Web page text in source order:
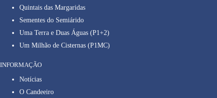
Quintais das Margaridas
Sementes do Semiárido
Uma Terra e Duas Águas (P1+2)
Um Milhão de Cisternas (P1MC)
INFORMAÇÃO
Notícias
O Candeeiro